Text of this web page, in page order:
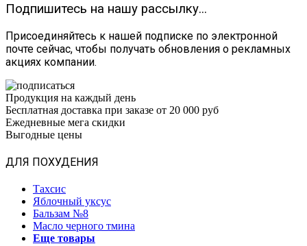
Подпишитесь на нашу рассылку...
Присоединяйтесь к нашей подписке по электронной
почте сейчас, чтобы получать обновления о рекламных
акциях компании.
Продукция на каждый день
Бесплатная доставка при заказе от 20 000 руб
Ежедневные мега скидки
Выгодные цены
ДЛЯ ПОХУДЕНИЯ
Тахсис
Яблочный уксус
Бальзам №8
Масло черного тмина
Еще товары